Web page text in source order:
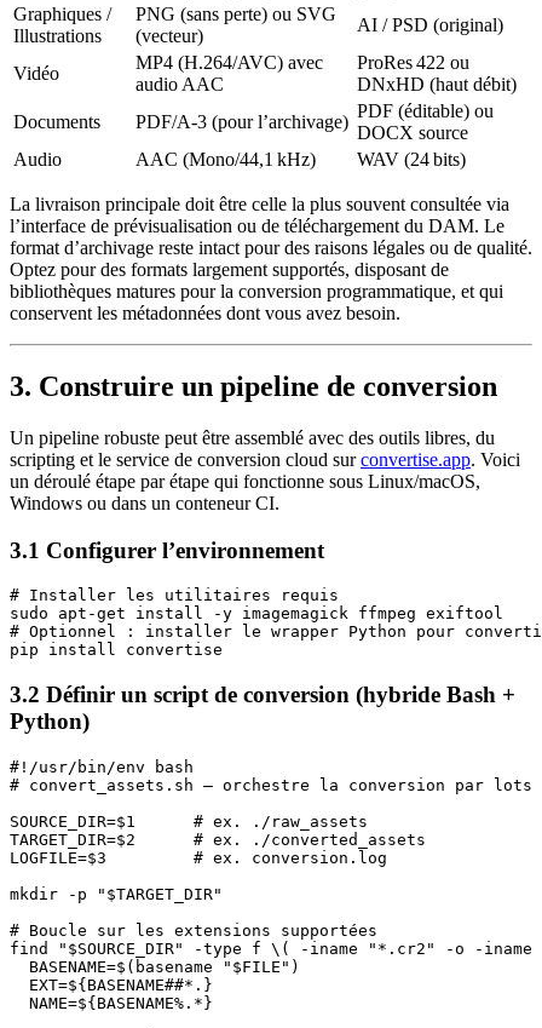
Graphiques /
Illustrations
PNG (sans perte) ou SVG
(vecteur)
AI / PSD (original)
Vidéo
MP4 (H.264/AVC) avec
audio AAC
ProRes 422 ou
DNxHD (haut débit)
Documents
PDF/A‑3 (pour l’archivage)
PDF (éditable) ou
DOCX source
Audio
AAC (Mono/44,1 kHz) WAV (24 bits)
La livraison principale doit être celle la plus souvent consultée via
l’interface de prévisualisation ou de téléchargement du DAM. Le
format d’archivage reste intact pour des raisons légales ou de qualité.
Optez pour des formats largement supportés, disposant de
bibliothèques matures pour la conversion programmatique, et qui
conservent les métadonnées dont vous avez besoin.
3. Construire un pipeline de conversion
Un pipeline robuste peut être assemblé avec des outils libres, du
scripting et le service de conversion cloud surconvertise.app. Voici
un déroulé étape par étape qui fonctionne sous Linux/macOS,
Windows ou dans un conteneur CI.
3.1 Configurer l’environnement
# Installer les utilitaires requis
sudo apt-get install -y imagemagick ffmpeg exiftool
# Optionnel : installer le wrapper Python pour
3.2 Définir un script de conversion (hybride Bash +
Python)
#!/usr/bin/env bash
# convert_assets.sh – orchestre la conversion par lots
SOURCE_DIR=$1      # ex. ./raw_assets
TARGET_DIR=$2      # ex. ./converted_assets
LOGFILE=$3         # ex. conversion.log
mkdir -p "$TARGET_DIR"
# Boucle sur les extensions supportées
find "$SOURCE_DIR" -type f \( -iname "*.cr2" -o -
  BASENAME=$(basename "$FILE")
  EXT=${BASENAME##*.}
  NAME=${BASENAME%.*}